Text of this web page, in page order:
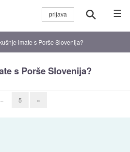
☰
imate s Porše Slovenija?
s Porše Slovenija?
... 5 »